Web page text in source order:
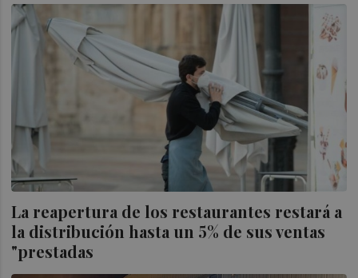
La reapertura de los restaurantes restará a
la distribución hasta un 5% de sus ventas
"prestadas